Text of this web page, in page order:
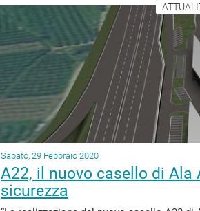
Sabato, 29 Febbraio 2020
A22, il nuovo casello di Ala
sicurezza